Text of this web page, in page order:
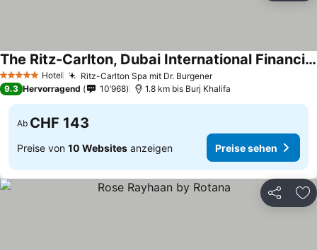
5 Sterne Hotel Ritz-Carlton Spa mit Dr. Burgener
The Ritz-Carlton, Dubai International Financial Centre
9.3 Hervorragend 10’968 1.8 km bis Burj Khalifa
Ab CHF 143
Preise von 10 Websites anzeigen Preise sehen
Teilen